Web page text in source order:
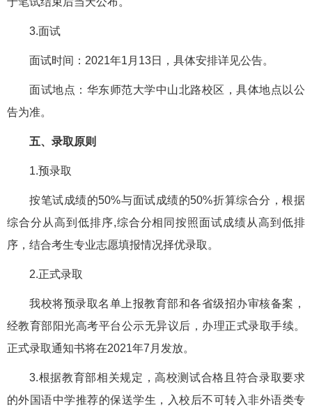
3.面试
面试时间：2021年1月13日，具体安排详见公告。
面试地点：华东师范大学中山北路校区，具体地点以公
告为准。
五、录取原则
1.预录取
按笔试成绩的50%与面试成绩的50%折算综合分，根据
综合分从高到低排序,综合分相同按照面试成绩从高到低排
序，结合考生专业志愿填报情况择优录取。
2.正式录取
我校将预录取名单上报教育部和各省级招办审核备案，
经教育部阳光高考平台公示无异议后，办理正式录取手续。
正式录取通知书将在2021年7月发放。
3.根据教育部相关规定，高校测试合格且符合录取要求
的外国语中学推荐的保送学生，入校后不可转入非外语类专